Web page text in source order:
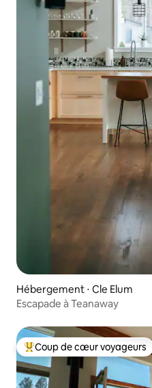
Hébergement ⋅ Cle Elum
Escapade à Teanaway
Coups de cœur voyageurs
Coup de cœur voyageurs